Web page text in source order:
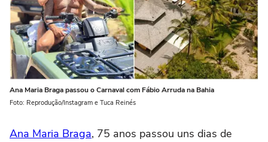
Ana Maria Braga passou o Carnaval com Fábio Arruda na Bahia
Foto: Reprodução/Instagram e Tuca Reinés
Ana Maria Braga, 75 anos passou uns dias de